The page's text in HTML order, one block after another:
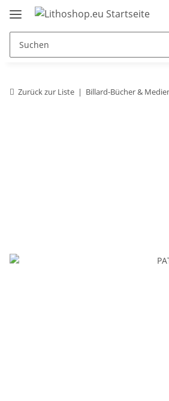
Zurück zur Liste Billard-Bücher &